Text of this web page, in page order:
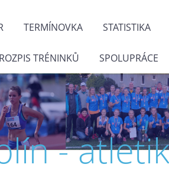
TERMÍNOVKA STATISTIKA
ROZPIS TRÉNINKŮ SPOLUPRÁCE
-